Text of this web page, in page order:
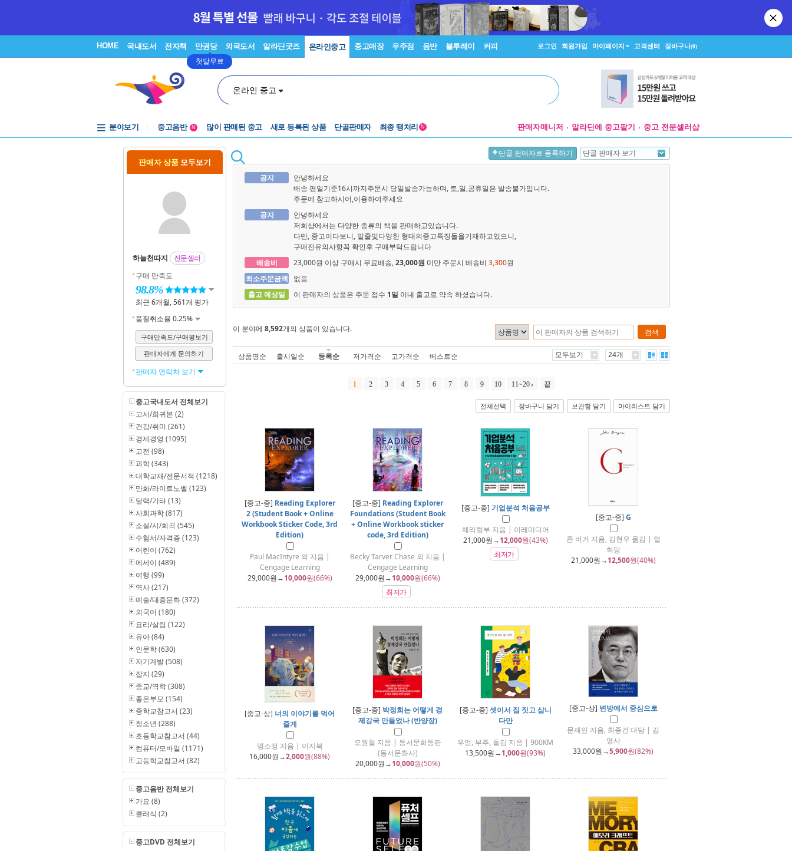
HOME 국내도서 전자책 만권당
첫달무료
외국도서 알라딘굿즈 온라인중고 중고매장 우주점 음반 블루레이 커피 로그인 회원가입 마이페이지 고객센터 장바구니(0)
온라인 중고
분야보기
중고음반
중고음반
N 많이 판매된 중고 새로 등록된 상품 단골판매자 최종 땡처리 N 판매자매니저 알라딘에 중고팔기 중고 전문셀러샵
판매자 상품 모두보기
하늘천따지
전문셀러
구매 만족도
98.8%
최근 6개월, 561개 평가
품절취소율 0.25%
구매만족도/구매평보기
판매자에게 문의하기
판매자 연락처 보기
중고국내도서 전체보기
고서/희귀본 (2)
건강/취미 (261)
경제경영 (1095)
고전 (98)
과학 (343)
대학교재/전문서적 (1218)
만화/라이트노벨 (123)
달력/기타 (13)
사회과학 (817)
소설/시/희곡 (545)
수험서/자격증 (123)
어린이 (762)
에세이 (489)
여행 (99)
역사 (217)
예술/대중문화 (372)
외국어 (180)
요리/살림 (122)
유아 (84)
인문학 (630)
자기계발 (508)
잡지 (29)
종교/역학 (308)
좋은부모 (154)
중학교참고서 (23)
청소년 (288)
초등학교참고서 (44)
컴퓨터/모바일 (1171)
고등학교참고서 (82)
중고음반 전체보기
가요 (8)
클래식 (2)
중고DVD 전체보기
단골 판매자로 등록하기 단골 판매자 보기
공지
안녕하세요
배송 평일기준16시까지주문시 당일발송가능하며, 토,일,공휴일은 발송불가입니다.
주문에 참고하시어,이용하여주세요
공지
안녕하세요
저희샵에서는 다양한 종류의 책을 판매하고있습니다.
다만, 중고이다보니, 밑줄및다양한 형태의중고특징들을기재하고있으니,
구매전유의사항꼭 확인후 구매부탁드립니다
배송비
23,000원 이상 구매시 무료배송,23,000원 미만 주문시 배송비 3,300원
최소주문금액
없음
출고 예상일
이 판매자의 상품은 주문 접수 1일 이내 출고로 약속 하셨습니다.
검색
이 분야에 8,592개의 상품이 있습니다.
상품명순 출시일순 등록순 저가격순 고가격순 베스트순 모두보기 24개
1 2 3 4 5 6 7 8 9 10 11~20 끝
전체선택 장바구니 담기 보관함 담기 마이리스트 담기
[중고-중] Reading Explorer
2 (Student Book + Online
Workbook Sticker Code, 3rd
Edition)
Paul MacIntyre 외 지음 |
Cengage Learning
29,000원→10,000원(66%)
[중고-중] Reading Explorer
Foundations (Student Book
+ Online Workbook sticker
code, 3rd Edition)
Becky Tarver Chase 외 지음 |
Cengage Learning
29,000원→10,000원(66%)
최저가
[중고-중] 기업분석 처음공부
체리형부 지음 | 이레미디어
21,000원→12,000원(43%)
최저가
[중고-중] G
존 버거 지음, 김현우 옮김 | 열
화당
21,000원→12,500원(40%)
[중고-상] 너의 이야기를 먹어
줄게
명소정 지음 | 이지북
16,000원→2,000원(88%)
[중고-중] 박정희는 어떻게 경
제강국 만들었나 (반양장)
오원철 지음 | 동서문화동판
(동서문화사)
20,000원→10,000원(50%)
[중고-중] 셋이서 집 짓고 삽니
다만
우엉, 부추, 돌김 지음 | 900KM
13,500원→1,000원(93%)
[중고-상] 변방에서 중심으로
문재인 지음, 최종건 대담 | 김
영사
33,000원→5,900원(82%)